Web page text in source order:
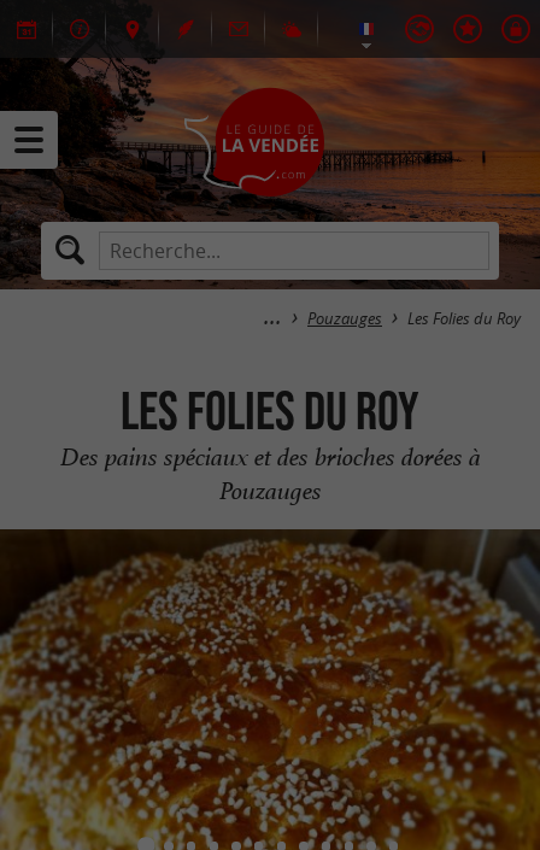
Pouzauges Les Folies du Roy
Les Folies du Roy
Des pains spéciaux et des brioches dorées à
Pouzauges